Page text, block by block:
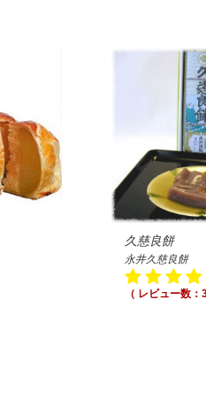
久慈良餅
永井久慈良餅
（ レビュー数：